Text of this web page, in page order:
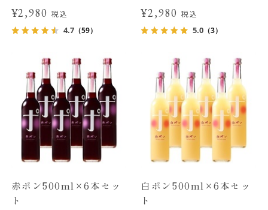
¥2,980税込
4.7（59）
¥2,980 税込
5.0 （3）
赤ポン500ml×6本セッ
ト
白ポン500ml×6本セッ
ト